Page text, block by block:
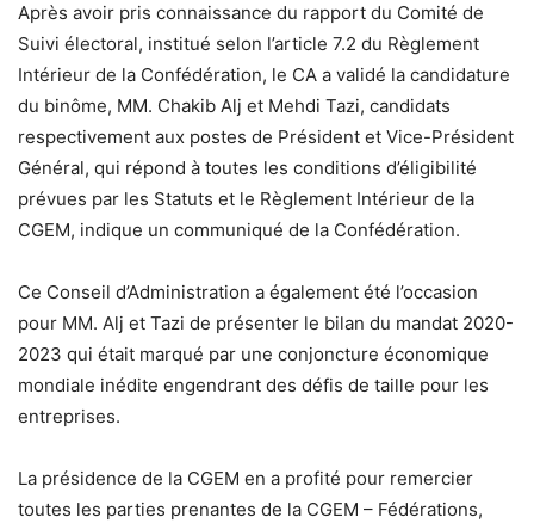
Après avoir pris connaissance du rapport du Comité de
Suivi électoral, institué selon l’article 7.2 du Règlement
Intérieur de la Confédération, le CA a validé la candidature
du binôme, MM. Chakib Alj et Mehdi Tazi, candidats
respectivement aux postes de Président et Vice-Président
Général, qui répond à toutes les conditions d’éligibilité
prévues par les Statuts et le Règlement Intérieur de la
CGEM, indique un communiqué de la Confédération.
Ce Conseil d’Administration a également été l’occasion
pour MM. Alj et Tazi de présenter le bilan du mandat 2020-
2023 qui était marqué par une conjoncture économique
mondiale inédite engendrant des défis de taille pour les
entreprises.
La présidence de la CGEM en a profité pour remercier
toutes les parties prenantes de la CGEM – Fédérations,